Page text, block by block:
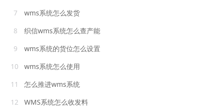
7
wms系统怎么发货
8
织信wms系统怎么查产能
9
wms系统的货位怎么设置
10
wms系统怎么使用
11
怎么推进wms系统
12
WMS系统怎么收发料